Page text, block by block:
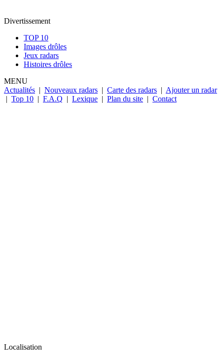
Divertissement
TOP 10
Images drôles
Jeux radars
Histoires drôles
MENU
Actualités | Nouveaux radars | Carte des radars | Ajouter un radar
| Top 10 | F.A.Q | Lexique | Plan du site | Contact
Localisation